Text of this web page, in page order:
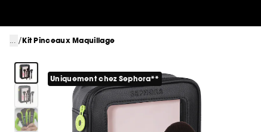
... /Kit Pinceaux Maquillage
Uniquement chez Sephora**